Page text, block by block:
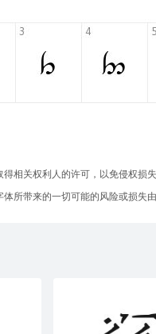
相关权利人的许可，以免侵权损失
所带来的一切可能的风险或损失由